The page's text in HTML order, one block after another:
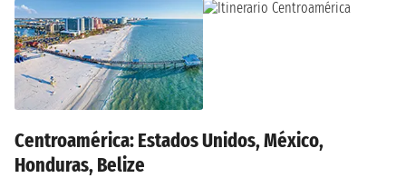
Centroamérica: Estados Unidos, México,
Honduras, Belize